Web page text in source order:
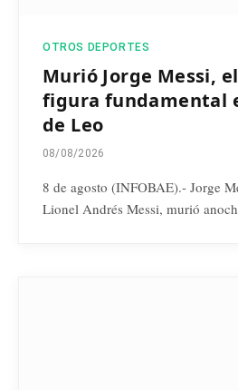
OTROS DEPORTES
Murió Jorge Messi,
figura fundamental
de Leo
08/08/2026
8 de agosto (INFOBAE).- Jorge
Lionel Andrés Messi, murió